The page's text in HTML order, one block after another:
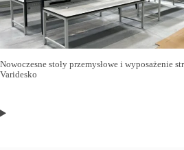
Nowoczesne stoły przemysłowe i wyposażenie
Varidesko